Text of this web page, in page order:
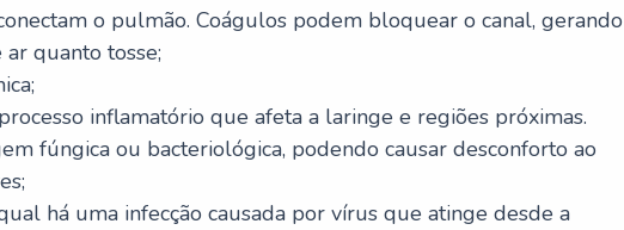
o pulmão. Coágulos podem bloquear o canal, gerando
quanto tosse;
inflamatório que afeta a laringe e regiões próximas.
fúngica ou bacteriológica, podendo causar desconforto ao
há uma infecção causada por vírus que atinge desde a